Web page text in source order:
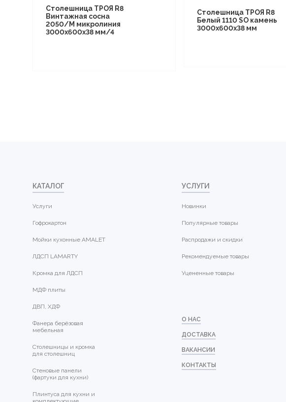
Столешница ТРОЯ R8
Винтажная сосна
2050/M микролиния
3000х600х38 мм/4
Столешница ТРОЯ R8
Белый 1110 SO камень
3000х600х38 мм
КАТАЛОГ
Услуги
Гофрокартон
Мойки кухонные AMALET
ЛДСП LAMARTY
Кромка для ЛДСП
МДФ плиты
ДВП, ХДФ
Фанера берёзовая
мебельная
Столешницы и кромка
для столешниц
Стеновые панели
(фартуки для кухни)
Плинтуса для кухни и
УСЛУГИ
Новинки
Популярные товары
Распродажи и скидки
Рекомендуемые товары
Уцененные товары
О НАС
ДОСТАВКА
ВАКАНСИИ
КОНТАКТЫ